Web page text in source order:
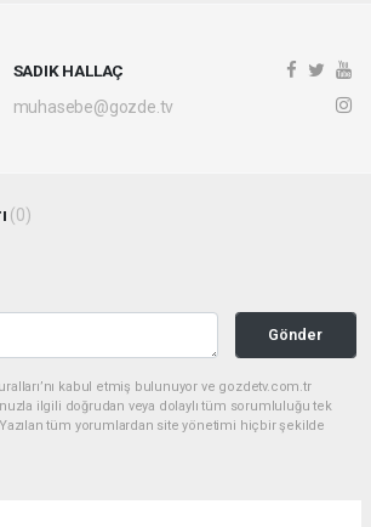
SADIK HALLAÇ
muhasebe@gozde.tv
(0)
Gönder
kabul etmiş bulunuyor ve gozdetv.com.tr
ilgili doğrudan veya dolaylı tüm sorumluluğu tek
tüm yorumlardan site yönetimi hiçbir şekilde